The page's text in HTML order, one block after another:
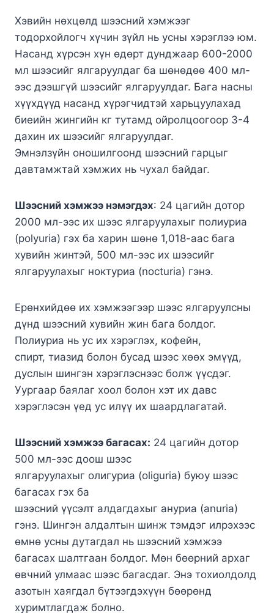
Хэвийн нөхцөлд шээсний хэмжээг
тодорхойлогч хүчин зүйл нь усны хэрэглээ юм.
Насанд хүрсэн хүн өдөрт дунджаар 600-2000
мл шээсийг ялгаруулдаг ба шөнөдөө 400 мл-
ээс дээшгүй шээсийг ялгаруулдаг. Бага насны
хүүхдүүд насанд хүрэгчидтэй харьцуулахад
биеийн жингийн кг тутамд ойролцоогоор 3-4
дахин их шээсийг ялгаруулдаг.
Эмнэлзүйн оношилгоонд шээсний гарцыг
давтамжтай хэмжих нь чухал байдаг.
Шээсний хэмжээ нэмэгдэх: 24 цагийн дотор
2000 мл-ээс их шээс ялгаруулахыг полиуриа
(polyuria) гэх ба харин шөнө 1,018-аас бага
хувийн жинтэй, 500 мл-ээс их шээсийг
ялгаруулахыг ноктуриа (nocturia) гэнэ.
Ерөнхийдөө их хэмжээгээр шээс ялгаруулсны
дүнд шээсний хувийн жин бага болдог.
Полиуриа нь ус их хэрэглэх, кофейн,
спирт, тиазид болон бусад шээс хөөх эмүүд,
дуслын шингэн хэрэглэснээс болж үүсдэг.
Уургаар баялаг хоол болон хэт их давс
хэрэглэсэн үед ус илүү их шаардлагатай.
Шээсний хэмжээ багасах: 24 цагийн дотор
500 мл-ээс доош шээс
ялгаруулахыг олигуриа (oliguria) буюу шээс
багасах гэх ба
шээсний үүсэлт алдагдахыг ануриа (anuria)
гэнэ. Шингэн алдалтын шинж тэмдэг илрэхээс
өмнө усны дутагдал нь шээсний хэмжээ
багасах шалтгаан болдог. Мөн бөөрний архаг
өвчний улмаас шээс багасдаг. Энэ тохиолдолд
азотын хаягдал бүтээгдэхүүн бөөрөнд
хуримтлагдаж болно.